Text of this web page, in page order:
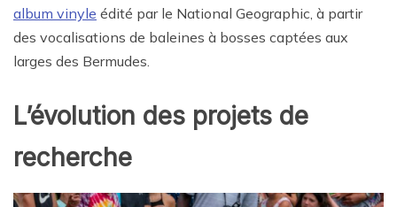
album vinyle édité par le National Geographic, à partir
des vocalisations de baleines à bosses captées aux
larges des Bermudes.
L’évolution des projets de
recherche